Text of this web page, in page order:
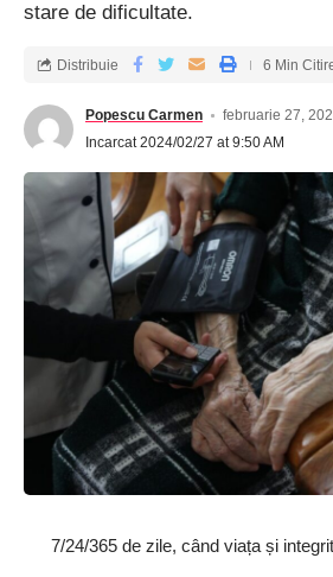
stare de dificultate.
Popescu Carmen
februarie 27,
Incarcat 2024/02/27 at 9:50 AM
Distribuie 6 Min
7/24/365 de zile, când viața și